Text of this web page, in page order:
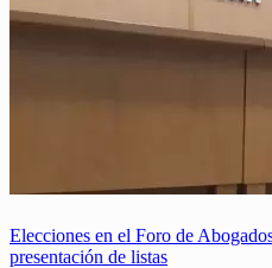
Elecciones en el Foro de
presentación de listas